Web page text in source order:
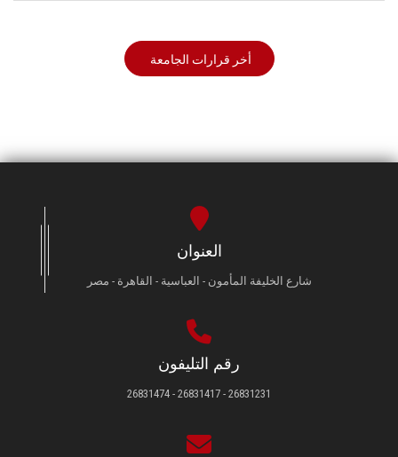
أخر قرارات الجامعة
العنوان
شارع الخليفة المأمون - العباسية - القاهرة - مصر
رقم التليفون
26831231 - 26831417 - 26831474